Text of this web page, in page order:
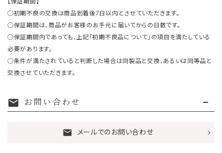
○初期不良の交換は商品到着後7日以内とさせていただきます。
○保証期間は、商品がお客様のお手元に届いてからの日数です。
○保証期間内であっても、上記「初期不良品について」の項目を満たしている
必要があります。
○条件が満たされていると判断した場合は同製品と交換、あるいは同等品と
交換させていただきます。
mail お問い合わせ
mail メールでのお問い合わせ